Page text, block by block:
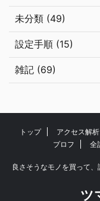
未分類 (49)
設定手順 (15)
雑記 (69)
トップ アクセス解析
プロフ
全
良さそうなモノを買って
ツ